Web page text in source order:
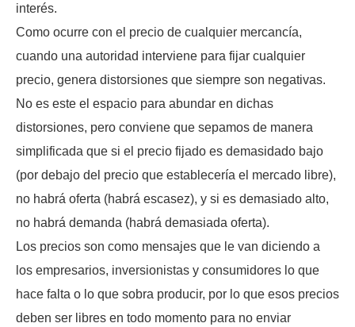
interés.
Como ocurre con el precio de cualquier mercancía,
cuando una autoridad interviene para fijar cualquier
precio, genera distorsiones que siempre son negativas.
No es este el espacio para abundar en dichas
distorsiones, pero conviene que sepamos de manera
simplificada que si el precio fijado es demasidado bajo
(por debajo del precio que establecería el mercado libre),
no habrá oferta (habrá escasez), y si es demasiado alto,
no habrá demanda (habrá demasiada oferta).
Los precios son como mensajes que le van diciendo a
los empresarios, inversionistas y consumidores lo que
hace falta o lo que sobra producir, por lo que esos precios
deben ser libres en todo momento para no enviar